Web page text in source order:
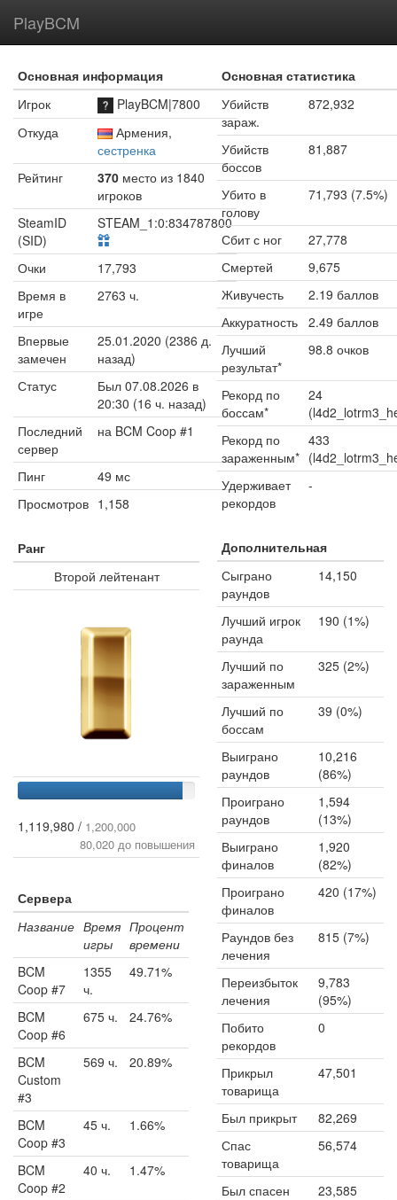
PlayBCM
Основная информация
Игрок
PlayBCM|7800
Откуда
Армения,
сестренка
Рейтинг
370 место из 1840
игроков
SteamID
(SID)
STEAM_1:0:834787800
Очки
17,793
Время в
игре
2763 ч.
Впервые
замечен
25.01.2020 (2386 д.
назад)
Статус
Был 07.08.2026 в
20:30 (16 ч. назад)
Последний
сервер
на BCM Coop #1
Пинг
49 мс
Просмотров 1,158
Ранг
Второй лейтенант
1,119,980 / 1,200,000
80,020 до повышения
Сервера
Название Время
игры
Процент
времени
BCM
Coop #7
1355
ч.
49.71%
BCM
Coop #6
675 ч. 24.76%
BCM
Custom
#3
569 ч. 20.89%
BCM
Coop #3
45 ч. 1.66%
BCM
Coop #2
40 ч. 1.47%
Основная статистика
Убийств
зараж.
872,932
Убийств
боссов
81,887
Убито в
голову
71,793 (7.5%)
Сбит с ног
27,778
Смертей
9,675
Живучесть
2.19 баллов
Аккуратность
2.49 баллов
Лучший
результат*
98.8 очков
Рекорд по
боссам*
24
Рекорд по
зараженным*
433
Удерживает
рекордов
-
Дополнительная
Сыграно
раундов
14,150
Лучший игрок
раунда
190 (1%)
Лучший по
зараженным
325 (2%)
Лучший по
боссам
39 (0%)
Выиграно
раундов
10,216
(86%)
Проиграно
раундов
1,594
(13%)
Выиграно
финалов
1,920
(82%)
Проиграно
финалов
420 (17%)
Раундов без
лечения
815 (7%)
Переизбыток
лечения
9,783
(95%)
Побито
рекордов
0
Прикрыл
товарища
47,501
Был прикрыт
82,269
Спас
товарища
56,574
Был спасен
23,585